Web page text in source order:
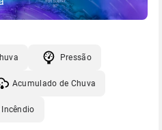
Pressão
Acumulado de Chuva
Incêndio